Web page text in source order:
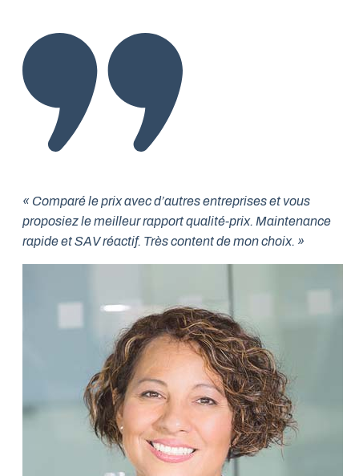
« Comparé le prix avec d’autres entreprises et vous
proposiez le meilleur rapport qualité-prix. Maintenance
rapide et SAV réactif. Très content de mon choix. »